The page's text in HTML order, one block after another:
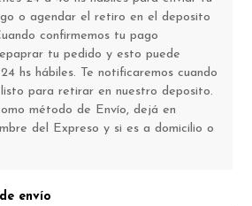
o agendar el retiro en el deposito
confirmemos tu pago
tu pedido y esto puede
hs hábiles. Te notificaremos cuando
para retirar en nuestro deposito.
método de Envío, dejá en
del Expreso y si es a domicilio o
envío